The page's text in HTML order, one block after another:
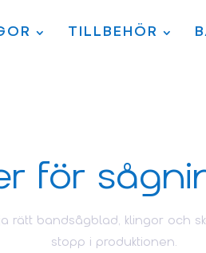
TILLBEHÖR
för
rätt bandsågblad, klingor och
stopp i produktionen.